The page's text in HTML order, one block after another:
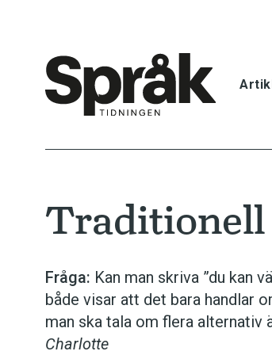
Traditionell
Fråga: Kan man skriva ”du kan
både visar att det bara handlar
man ska tala om flera alternativ
Charlotte